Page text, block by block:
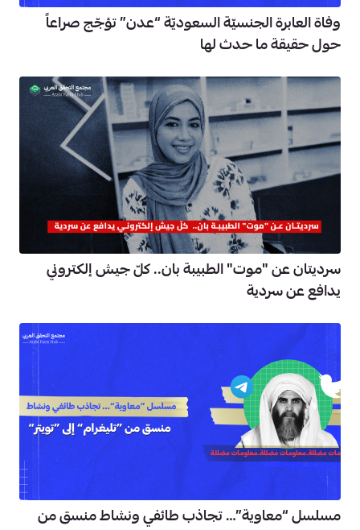
وفاة العابرة الجنسيّة السعوديّة “عدن” تؤجّج صراعاً
حول حقيقة ما حدث لها
سرديتان عن "موت" الطبيبة بان.. كلّ جيش إلكتروني
يدافع عن سردية
مسلسل “معاوية”… تجاذب طائفي ونشاط منسق من